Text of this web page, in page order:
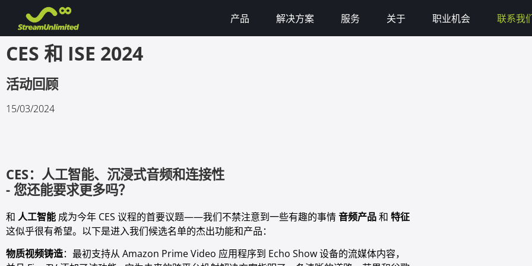
产品 解决方案 服务 关于 职业机会 联系我
CES 和 ISE 2024
活动回顾
15/03/2024
CES：人工智能、沉浸式音频和连接性
- 您还能要求更多吗？
和 人工智能 成为今年 CES 议程的首要议题——我们不禁注意到一些有趣的事情音频产品和 特征
这似乎很有希望。以下是进入我们候选名单的杰出功能和产品：
物质视频铸造：最初支持从 Amazon Prime Video 应用程序到 Echo Show 设备的流媒体内容，